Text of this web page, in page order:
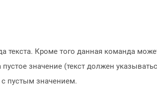
текста. Кроме того данная команда
значение (текст должен
с пустым значением.